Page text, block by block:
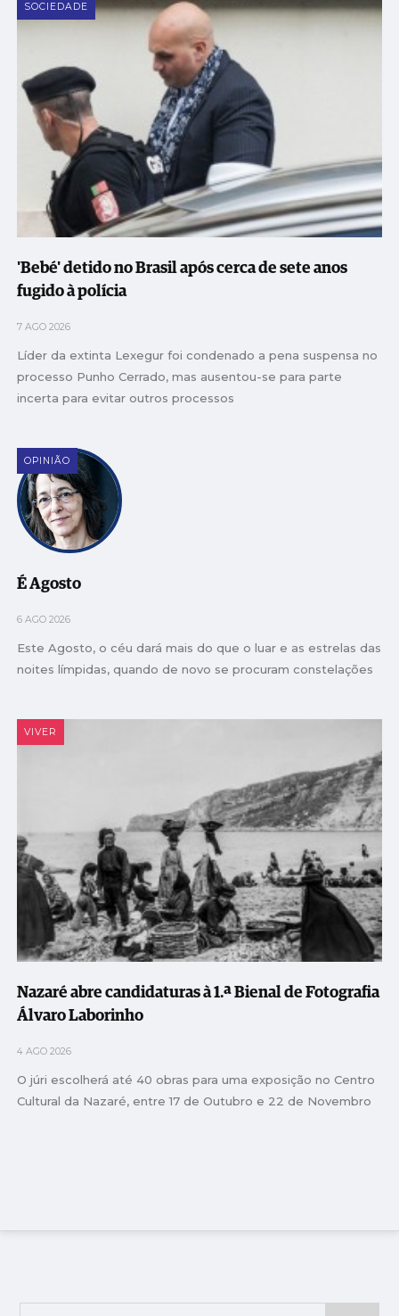
SOCIEDADE
'Bebé' detido no Brasil após cerca de sete anos
fugido à polícia
7 AGO 2026
Líder da extinta Lexegur foi condenado a pena suspensa no
processo Punho Cerrado, mas ausentou-se para parte
incerta para evitar outros processos
OPINIÃO
É Agosto
6 AGO 2026
Este Agosto, o céu dará mais do que o luar e as estrelas das
noites límpidas, quando de novo se procuram constelações
VIVER
Nazaré abre candidaturas à 1.ª Bienal de Fotografia
Álvaro Laborinho
4 AGO 2026
O júri escolherá até 40 obras para uma exposição no Centro
Cultural da Nazaré, entre 17 de Outubro e 22 de Novembro